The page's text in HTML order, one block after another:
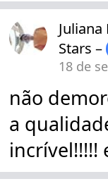
Juliana
Stars –
18 de
não
a
incrível!!!!!